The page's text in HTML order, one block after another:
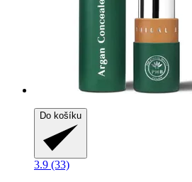
Do košíku
3.9 (33)